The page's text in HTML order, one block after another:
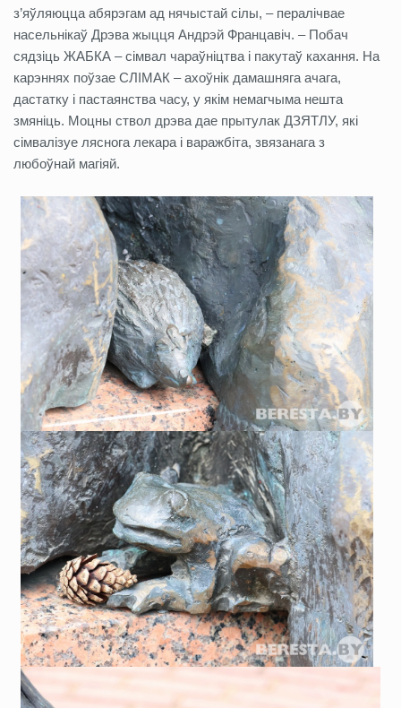
з’яўляюцца абярэгам ад нячыстай сілы, – пералічвае
насельнікаў Дрэва жыцця Андрэй Францавіч. – Побач
сядзіць ЖАБКА – сімвал чараўніцтва і пакутаў кахання. На
карэннях поўзае СЛІМАК – ахоўнік дамашняга ачага,
дастатку і пастаянства часу, у якім немагчыма нешта
змяніць. Моцны ствол дрэва дае прытулак ДЗЯТЛУ, які
сімвалізуе ляснога лекара і варажбіта, звязанага з
любоўнай магіяй.